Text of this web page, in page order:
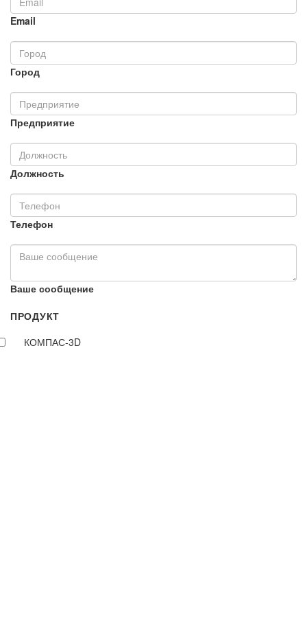
Email
Город
Предприятие
Должность
Телефон
Ваше сообщение
ПРОДУКТ
КОМПАС-3D